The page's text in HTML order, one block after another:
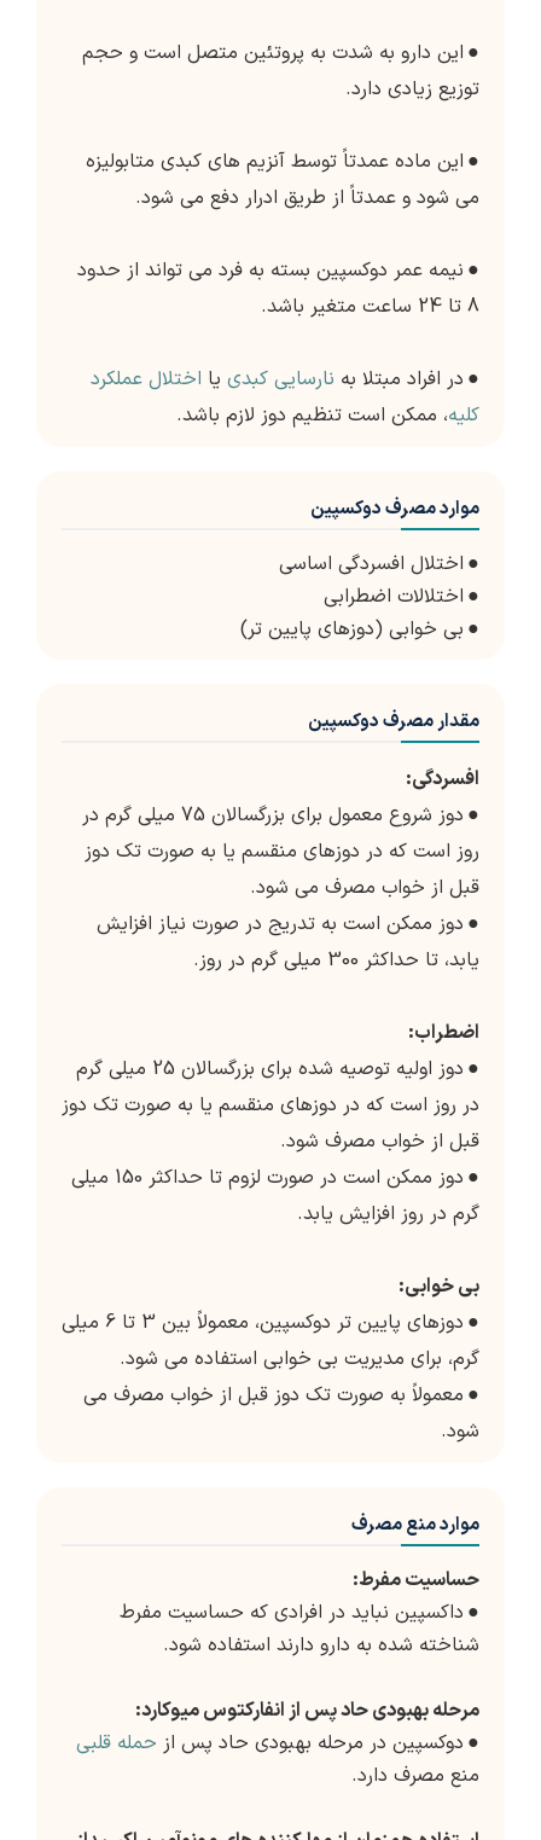
● این دارو به شدت به پروتئین متصل است و حجم
توزیع زیادی دارد.
● این ماده عمدتاً توسط آنزیم های کبدی متابولیزه
می شود و عمدتاً از طریق ادرار دفع می شود.
● نیمه عمر دوکسپین بسته به فرد می تواند از حدود
8 تا 24 ساعت متغیر باشد.
● در افراد مبتلا به نارسایی کبدی یا اختلال عملکرد
کلیه، ممکن است تنظیم دوز لازم باشد.
موارد مصرف دوکسپین
● اختلال افسردگی اساسی
● اختلالات اضطرابی
● بی خوابی (دوزهای پایین تر)
مقدار مصرف دوکسپین
افسردگی:
●
دوز شروع معمول برای بزرگسالان 75 میلی گرم در
روز است که در دوزهای منقسم یا به صورت تک دوز
قبل از خواب مصرف می شود.
● دوز ممکن است به تدریج در صورت نیاز افزایش
یابد، تا حداکثر 300 میلی گرم در روز.
اضطراب:
●
دوز اولیه توصیه شده برای بزرگسالان 25 میلی گرم
در روز است که در دوزهای منقسم یا به صورت تک دوز
قبل از خواب مصرف شود.
●
دوز ممکن است در صورت لزوم تا حداکثر 150 میلی
گرم در روز افزایش یابد.
بی خوابی:
●
دوزهای پایین تر دوکسپین، معمولاً بین 3 تا 6 میلی
گرم، برای مدیریت بی خوابی استفاده می شود.
● معمولاً به صورت تک دوز قبل از خواب مصرف می
شود.
موارد منع مصرف
حساسیت مفرط:
● داکسپین نباید در افرادی که حساسیت مفرط
شناخته شده به دارو دارند استفاده شود.
مرحله بهبودی حاد پس از انفارکتوس میوکارد:
● دوکسپین در مرحله بهبودی حاد پس از حمله قلبی
منع مصرف دارد.